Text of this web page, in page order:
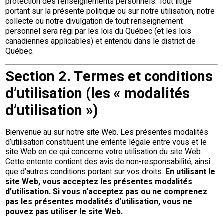
portant sur la présente politique ou sur notre utilisation, notre
collecte ou notre divulgation de tout renseignement
personnel sera régi par les lois du Québec (et les lois
canadiennes applicables) et entendu dans le district de
Québec.
Section 2. Termes et conditions
d’utilisation (les « modalités
d’utilisation »)
Bienvenue au sur notre site Web. Les présentes modalités
d’utilisation constituent une entente légale entre vous et le
site Web en ce qui concerne votre utilisation du site Web.
Cette entente contient des avis de non-responsabilité, ainsi
que d’autres conditions portant sur vos droits. En utilisant le
site Web, vous acceptez les présentes modalités
d’utilisation. Si vous n’acceptez pas ou ne comprenez
pas les présentes modalités d’utilisation, vous ne
pouvez pas utiliser le site Web.